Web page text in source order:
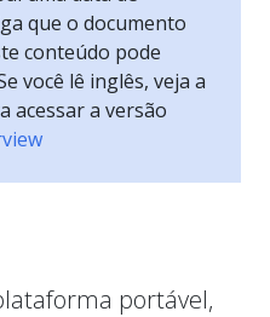
que o documento
conteúdo pode
você lê inglês, veja a
acessar a versão
portável,